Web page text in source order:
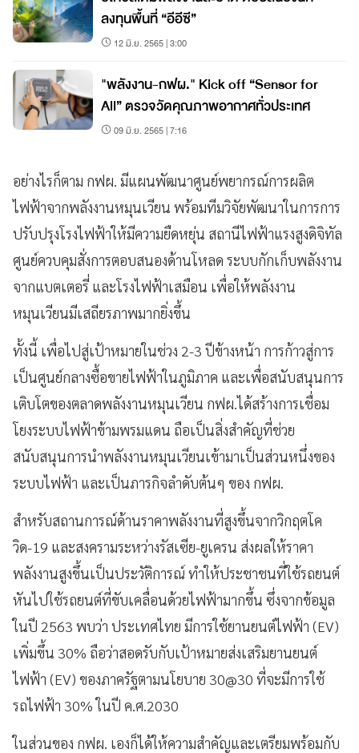
ลงทุนพื้นที่ “อีอีซี”
12 มิ.ย. 2565 | 3:00
"พลังงาน-กฟผ." Kick off “Sensor for
All” ตรวจวัดคุณภาพอากาศทั่วประเทศ
09 มิ.ย. 2565 | 7:16
อย่างไรก็ตาม กฟผ. มีแผนพัฒนาศูนย์พยากรณ์การผลิต
ไฟฟ้าจากพลังงานหมุนเวียน พร้อมทีมวิจัยพัฒนาในการการ
ปรับปรุงโรงไฟฟ้าให้มีความยืดหยุ่น สถานีไฟฟ้าแรงสูงดิจิทัล
ศูนย์ควบคุมสั่งการตอบสนองด้านโหลด ระบบกักเก็บพลังงาน
จากแบตเตอรี่ และโรงไฟฟ้าเสมือน เพื่อให้พลังงาน
หมุนเวียนมีเสถียรภาพมากยิ่งขึ้น
ทั้งนี้ เพื่อไปสู่เป้าหมายในช่วง 2-3 ปีข้างหน้า การก้าวสู่การ
เป็นศูนย์กลางซื้อขายไฟฟ้าในภูมิภาค และเพื่อสนับสนุนการ
เติบโตของตลาดพลังงานหมุนเวียน กฟผ.ได้สร้างการเชื่อม
โยงระบบไฟฟ้าข้ามพรมแดน ถือเป็นสิ่งสำคัญที่ช่วย
สนับสนุนการนำพลังงานหมุนเวียนเข้ามาเป็นส่วนหนึ่งของ
ระบบไฟฟ้า และเป็นภารกิจลำดับต้นๆ ของ กฟผ.
สำหรับสถานการณ์ด้านราคาพลังงานที่สูงขึ้นจากวิกฤตโค
วิด-19 และสงครามระหว่างรัสเซีย-ยูเครน ส่งผลให้ราคา
พลังงานสูงขึ้นเป็นประวัติการณ์ ทำให้ประชาชนที่ใช้รถยนต์
หันไปใช้รถยนต์ที่ขับเคลื่อนด้วยไฟฟ้ามากขึ้น ซึ่งจากข้อมูล
ในปี 2563 พบว่า ประเทศไทย มีการใช้ยานยนต์ไฟฟ้า (EV)
เพิ่มขึ้น 30% ถือว่าสอดรับกับเป้าหมายส่งเสริมยานยนต์
ไฟฟ้า (EV) ของภาครัฐตามนโยบาย 30@30 ที่จะมีการใช้
รถไฟฟ้า 30% ในปี ค.ศ.2030
ในส่วนของ กฟผ. เองก็ได้ให้ความสำคัญและเตรียมพร้อมกับ